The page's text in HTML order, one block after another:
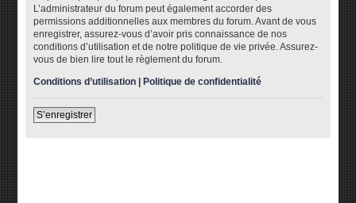
L’administrateur du forum peut également accorder des
permissions additionnelles aux membres du forum. Avant de vous
enregistrer, assurez-vous d’avoir pris connaissance de nos
conditions d’utilisation et de notre politique de vie privée. Assurez-
vous de bien lire tout le règlement du forum.
Conditions d’utilisation |Politique de confidentialité
S’enregistrer